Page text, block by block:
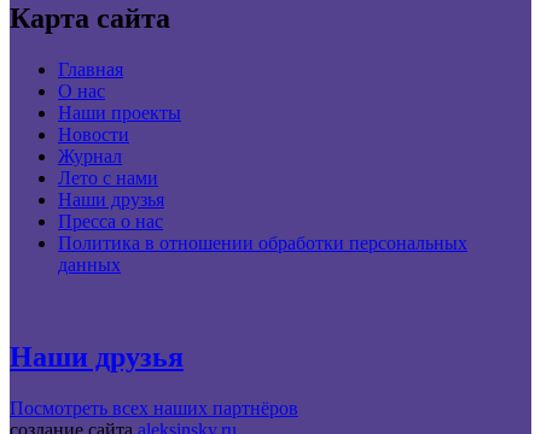
Карта сайта
Главная
О нас
Наши проекты
Новости
Журнал
Лето с нами
Наши друзья
Пресса о нас
Политика в отношении обработки персональных
данных
Наши друзья
Посмотреть всех наших партнёров
создание сайта aleksinsky.ru